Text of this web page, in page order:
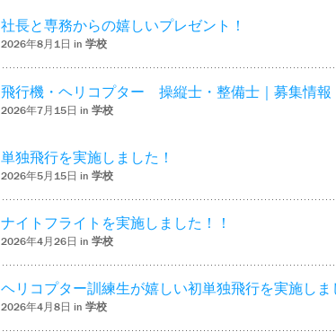
社長と専務からの嬉しいプレゼント！
2026年8月1日 in 学校
飛行機・ヘリコプター 操縦士・整備士｜募集情報
2026年7月15日 in 学校
単独飛行を実施しました！
2026年5月15日 in 学校
ナイトフライトを実施しました！！
2026年4月26日 in 学校
ヘリコプター訓練生が嬉しい初単独飛行を実施しま
2026年4月8日 in 学校